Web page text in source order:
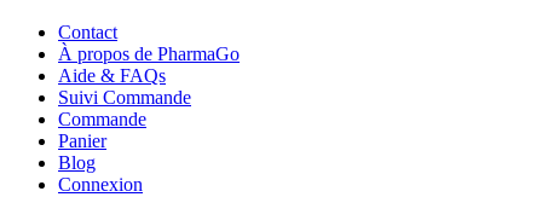
Contact
À propos de PharmaGo
Aide & FAQs
Suivi Commande
Commande
Panier
Blog
Connexion